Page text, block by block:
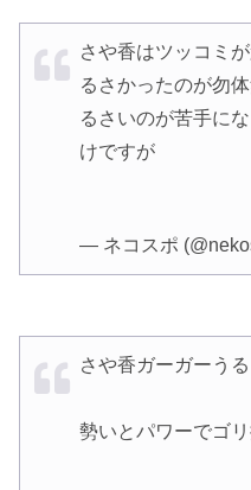
さや香はツッコミ
るさかったのが勿
るさいのが苦手に
けですが
— ネコスポ
さや香ガーガーう
勢いとパワーでゴ